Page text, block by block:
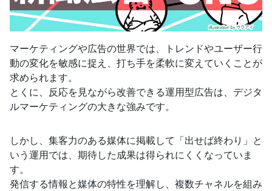
マーケティングや広告の世界では、トレンドやユーザー行
動の変化を敏感に捉え、打ち手を柔軟に変えていくことが
求められます。
とくに、反応を見ながら改善できる運用型広告は、デジタ
ルマーケティングの大きな強みです。
しかし、集客力のある媒体に掲載して「出せば終わり」と
いう運用では、期待した成果は得られにくくなっていま
す。
発信する情報と媒体の特性を理解し、複数チャネルを組み